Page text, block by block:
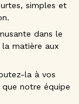
simples et
dans le
matière aux
la à vos
notre équipe